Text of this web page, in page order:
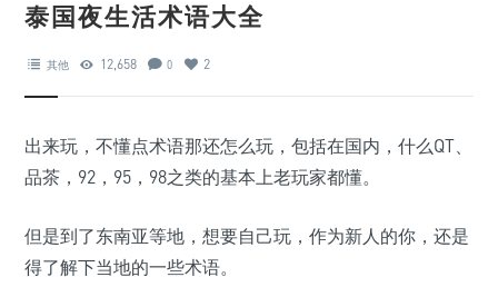
泰国夜生活术语大全
其他 12,658 0 2
出来玩，不懂点术语那还怎么玩，包括在国内，什么QT、
品茶，92，95，98之类的基本上老玩家都懂。
但是到了东南亚等地，想要自己玩，作为新人的你，还是
得了解下当地的一些术语。